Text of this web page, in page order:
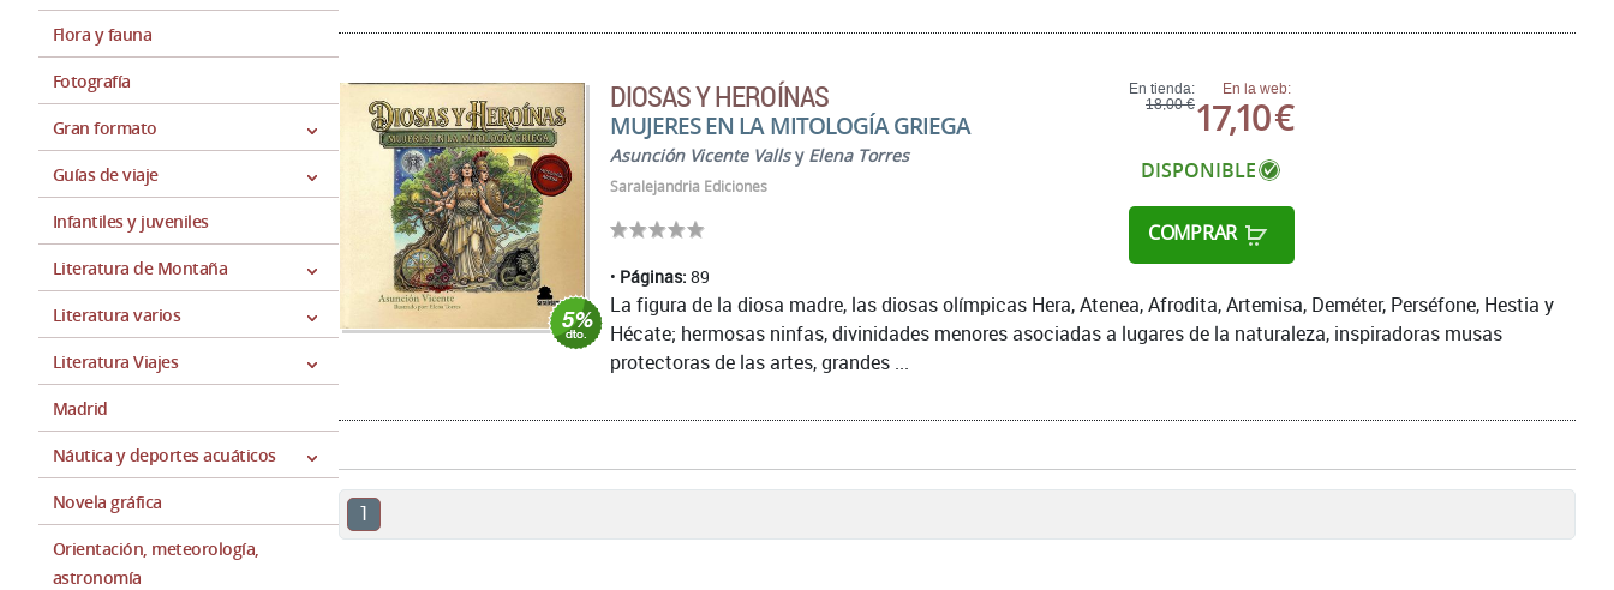
Flora y fauna
Fotografía
Gran formato
Guías de viaje
Infantiles y juveniles
Literatura de Montaña
Literatura varios
Literatura Viajes
Madrid
Náutica y deportes acuáticos
Novela gráfica
Orientación, meteorología,
astronomía
DIOSAS Y HEROÍNAS
MUJERES EN LA MITOLOGÍA GRIEGA
Asunción Vicente Vallsy Elena Torres
Saralejandria Ediciones
Páginas: 89
En tienda:
18,00 €
En la web:
17,10 €
DISPONIBLE
COMPRAR
La figura de la diosa madre, las diosas olímpicas Hera, Atenea, Afrodita, Artemisa, Deméter, Perséfone, Hestia y
Hécate; hermosas ninfas, divinidades menores asociadas a lugares de la naturaleza, inspiradoras musas
protectoras de las artes, grandes ...
1